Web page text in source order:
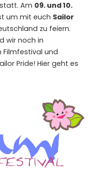
statt. Am 09. und 10.
um mit euch Sailor
zu feiern.
wir noch in
und
Pride! Hier geht es